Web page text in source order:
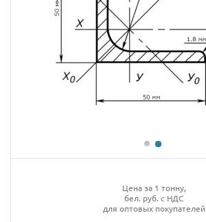
Цена за 1 тонну,
бел. руб. с НДС
для оптовых покупателей